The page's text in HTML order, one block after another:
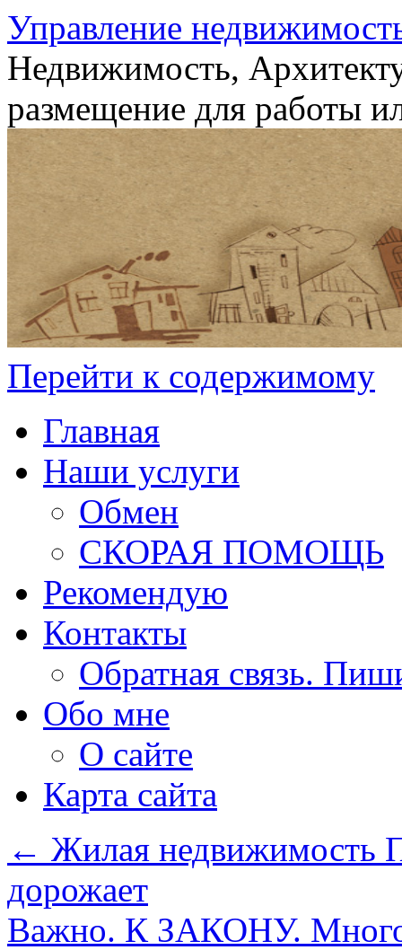
Управление
Недвижимость,
размещение для работы
Перейти к содержимому
Главная
Наши услуги
Обмен
СКОРАЯ ПОМОЩЬ
Рекомендую
Контакты
Обратная связь.
Обо мне
О сайте
Карта сайта
← Жилая недвижимость
дорожает
Важно. К ЗАКОНУ.